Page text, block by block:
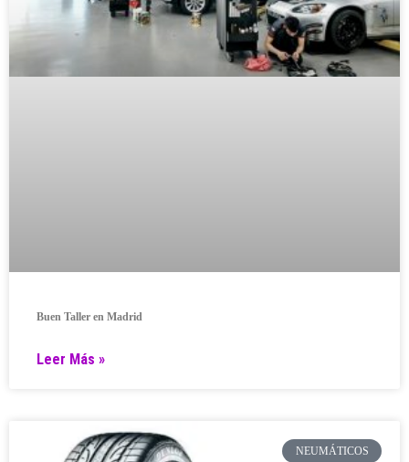
Buen Taller en Madrid
Leer Más »
NEUMÁTICOS